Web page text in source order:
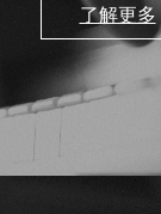
了解更多